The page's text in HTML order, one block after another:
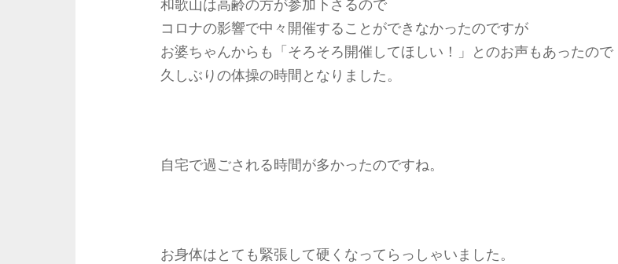
コロナの影響で中々開催することができなかったのですが
お婆ちゃんからも「そろそろ開催してほしい！」とのお声もあったので
久しぶりの体操の時間となりました。
自宅で過ごされる時間が多かったのですね。
お身体はとても緊張して硬くなってらっしゃいました。